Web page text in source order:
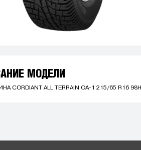
МОДЕЛИ
CORDIANT ALL TERRAIN OA-1 215/65 R16 98H